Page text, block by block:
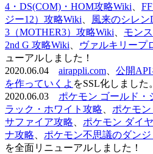
4・DS(COM)・HOM攻略Wiki
ジー12）攻略Wiki
風来のシレン
3（MOTHER3）攻略Wiki
モン
2nd G 攻略Wiki
ヴァルキリープ
ューアルしました！
2020.06.04 airappli.com
公開API
を作っていくよ をSSL化しました。
2020.06.03 ポケモン ゴールド・
ラック・ホワイト攻略
ポケモ
サファイア攻略
ポケモン ダイ
ナ攻略
ポケモン不思議のダン
を全面リニューアルしました！